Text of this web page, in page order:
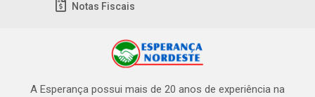
Notas Fiscais
A Esperança possui mais de 20 anos de experiência na